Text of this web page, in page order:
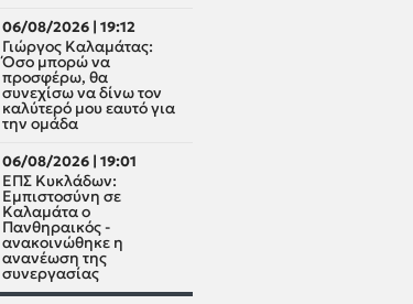
06/08/2026 | 19:12
Γιώργος Καλαμάτας:
Όσο μπορώ να
προσφέρω, θα
συνεχίσω να δίνω τον
καλύτερό μου εαυτό για
την ομάδα
06/08/2026 | 19:01
ΕΠΣ Κυκλάδων:
Εμπιστοσύνη σε
Καλαμάτα ο
Πανθηραικός -
ανακοινώθηκε η
ανανέωση της
συνεργασίας